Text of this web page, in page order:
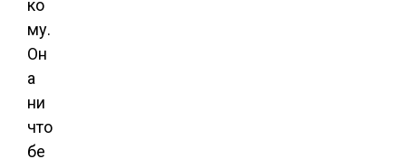
ко
му.
Он
а
ни
что
бе